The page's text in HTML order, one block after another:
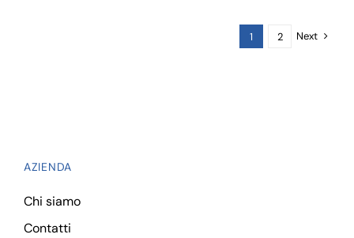
1 2 Next
AZIENDA
Chi siamo
Contatti